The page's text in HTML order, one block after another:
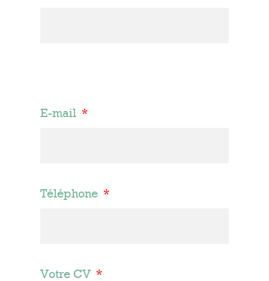
E-mail
Téléphone
Votre CV